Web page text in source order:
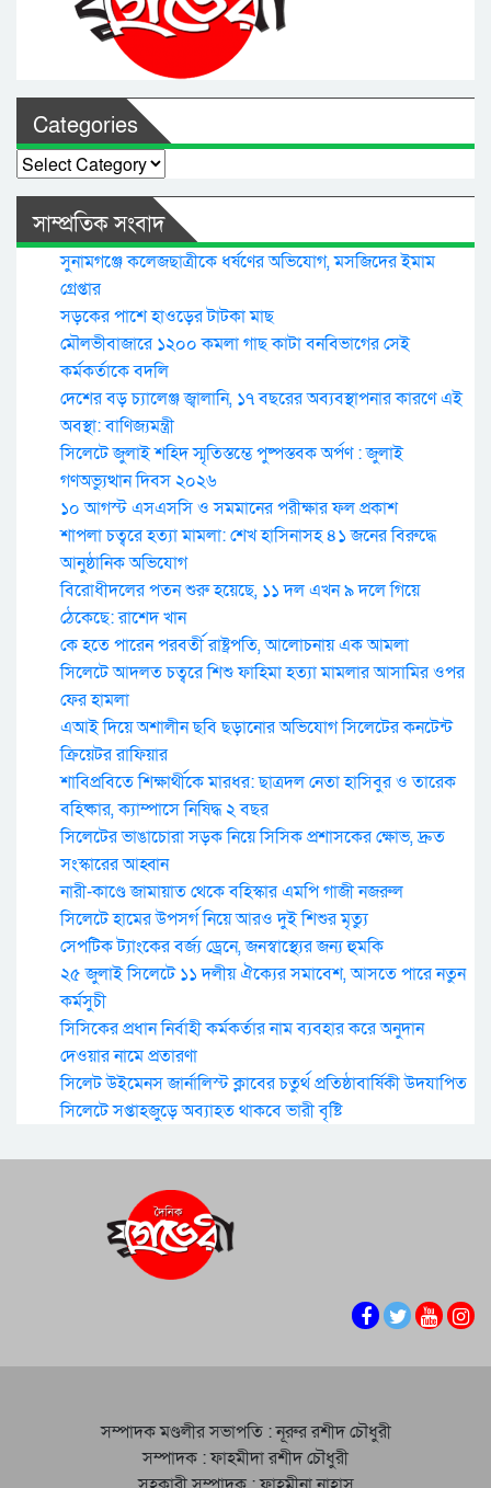
Categories
Categories
সাম্প্রতিক সংবাদ
সুনামগঞ্জে কলেজছাত্রীকে ধর্ষণের অভিযোগ, মসজিদের ইমাম
গ্রেপ্তার
সড়কের পাশে হাওড়ের টাটকা মাছ
মৌলভীবাজারে ১২০০ কমলা গাছ কাটা বনবিভাগের সেই
কর্মকর্তাকে বদলি
দেশের বড় চ্যালেঞ্জ জ্বালানি, ১৭ বছরের অব্যবস্থাপনার কারণে এই
অবস্থা: বাণিজ্যমন্ত্রী
সিলেটে জুলাই শহিদ স্মৃতিস্তম্ভে পুষ্পস্তবক অর্পণ : জুলাই
গণঅভ্যুত্থান দিবস ২০২৬
১০ আগস্ট এসএসসি ও সমমানের পরীক্ষার ফল প্রকাশ
শাপলা চত্বরে হত্যা মামলা: শেখ হাসিনাসহ ৪১ জনের বিরুদ্ধে
আনুষ্ঠানিক অভিযোগ
বিরোধীদলের পতন শুরু হয়েছে, ১১ দল এখন ৯ দলে গিয়ে
ঠেকেছে: রাশেদ খান
কে হতে পারেন পরবর্তী রাষ্ট্রপতি, আলোচনায় এক আমলা
সিলেটে আদলত চত্বরে শিশু ফাহিমা হত্যা মামলার আসামির ওপর
ফের হামলা
এআই দিয়ে অশালীন ছবি ছড়ানোর অভিযোগ সিলেটের কনটেন্ট
ক্রিয়েটর রাফিয়ার
শাবিপ্রবিতে শিক্ষার্থীকে মারধর: ছাত্রদল নেতা হাসিবুর ও তারেক
বহিষ্কার, ক্যাম্পাসে নিষিদ্ধ ২ বছর
সিলেটের ভাঙাচোরা সড়ক নিয়ে সিসিক প্রশাসকের ক্ষোভ, দ্রুত
সংস্কারের আহ্বান
নারী-কাণ্ডে জামায়াত থেকে বহিস্কার এমপি গাজী নজরুল
সিলেটে হামের উপসর্গ নিয়ে আরও দুই শিশুর মৃত্যু
সেপটিক ট্যাংকের বর্জ্য ড্রেনে, জনস্বাস্থ্যের জন্য হুমকি
২৫ জুলাই সিলেটে ১১ দলীয় ঐক্যের সমাবেশ, আসতে পারে নতুন
কর্মসুচী
সিসিকের প্রধান নির্বাহী কর্মকর্তার নাম ব্যবহার করে অনুদান
দেওয়ার নামে প্রতারণা
সিলেট উইমেনস জার্নালিস্ট ক্লাবের চতুর্থ প্রতিষ্ঠাবার্ষিকী উদযাপিত
সিলেটে সপ্তাহজুড়ে অব্যাহত থাকবে ভারী বৃষ্টি
সম্পাদক মণ্ডলীর সভাপতি : নূরুর রশীদ চৌধুরী
সম্পাদক : ফাহমীদা রশীদ চৌধুরী